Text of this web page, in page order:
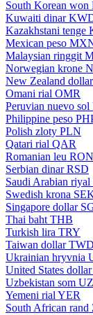
South Korean won
Kuwaiti dinar
Kazakhstani tenge
Mexican peso
Malaysian ringgit
Norwegian krone
New Zealand dollar
Omani rial OMR
Peruvian nuevo sol
Philippine peso
Polish zloty PLN
Qatari rial QAR
Romanian leu RON
Serbian dinar RSD
Saudi Arabian riyal
Swedish krona
Singapore dollar
Thai baht THB
Turkish lira TRY
Taiwan dollar TWD
Ukrainian hryvnia
United States dollar
Uzbekistan som
Yemeni rial YER
South African rand